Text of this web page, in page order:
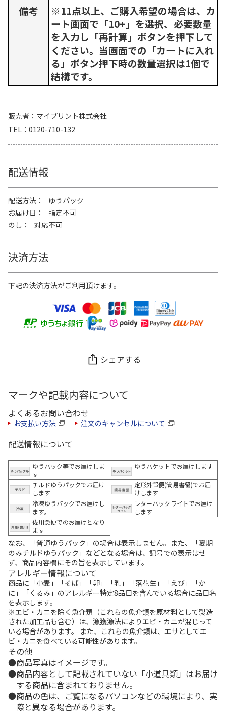
備考
※11点以上、ご購入希望の場合は、カ
ート画面で「10+」を選択、必要数量
を入力し「再計算」ボタンを押下して
ください。当画面での「カートに入れ
る」ボタン押下時の数量選択は1個で
結構です。
販売者
マイプリント株式会社
TEL
0120-710-132
配送情報
配送方法
ゆうパック
お届け日
指定不可
のし
対応不可
決済方法
下記の決済方法がご利用頂けます。
シェアする
マークや記載内容について
よくあるお問い合わせ
お支払い方法 注文のキャンセルについて
配送情報について
ゆうパック等でお届けしま
す
ゆうパケットでお届けします
チルドゆうパックでお届け
します
定形外郵便(簡易書留)でお届
けします
冷凍ゆうパックでお届けし
ます。
レターパックライトでお届け
します
佐川急便でのお届けとなり
ます
なお、「普通ゆうパック」の場合は表示しません。また、「夏期
のみチルドゆうパック」などとなる場合は、記号での表示はせ
ず、商品内容欄にその旨を表示しています。
アレルギー情報について
商品に「小麦」「そば」「卵」「乳」「落花生」「えび」「か
に」「くるみ」のアレルギー特定8品目を含んでいる場合に品目名
を表示します。
※エビ・カニを除く魚介類（これらの魚介類を原材料として製造
された加工品も含む）は、漁獲漁法によりエビ・カニが混じって
いる場合があります。 また、これらの魚介類は、エサとしてエ
ビ・カニを食べている可能性があります。
その他
商品写真はイメージです。
商品内容として記載されていない「小道具類」はお届け
する商品に含まれておりません。
商品の色は、ご覧になるパソコンなどの環境により、実
際と異なる場合があります。